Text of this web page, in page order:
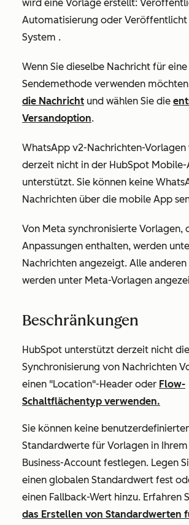
wird eine Vorlage erstellt:
Automatisierung oder Veröffentlicht
System .
Wenn Sie dieselbe Nachricht für
Sendemethode verwenden
die Nachricht und wählen Sie die
Versandoption.
WhatsApp v2-Nachrichten-Vorlagen
derzeit nicht in der HubSpot
unterstützt. Sie können keine
Nachrichten über die mobile App
Von Meta synchronisierte Vorlagen,
Anpassungen enthalten, werden
Nachrichten angezeigt. Alle
werden unter Meta-Vorlagen
Beschränkungen
HubSpot unterstützt derzeit nicht die
Synchronisierung von Nachrichten
einen "Location"-Header oder Flow-
Schaltflächentyp verwenden.
Sie können keine
Standardwerte für Vorlagen in
Business-Account festlegen. Legen
einen globalen Standardwert fest
einen Fallback-Wert hinzu. Erfahren
das Erstellen von Standardwerten